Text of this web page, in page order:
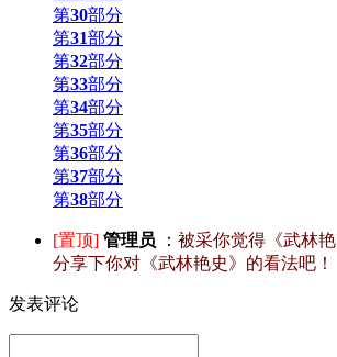
第30部分
第31部分
第32部分
第33部分
第34部分
第35部分
第36部分
第37部分
第38部分
[置顶] 管理员 ： 被采你觉得《武林
分享下你对《武林艳史》的看法吧！
发表评论